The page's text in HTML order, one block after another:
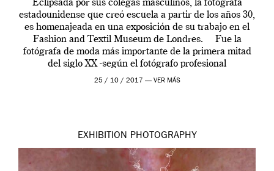
Eclipsada por sus colegas masculinos, la fotógrafa
estadounidense que creó escuela a partir de los años 30,
es homenajeada en una exposición de su trabajo en el
Fashion and Textil Museum de Londres. Fue la
fotógrafa de moda más importante de la primera mitad
del siglo XX -según el fotógrafo profesional
Terrence Pepper-, pero […]
25 / 10 / 2017 — VER MÁS
EXHIBITION PHOTOGRAPHY